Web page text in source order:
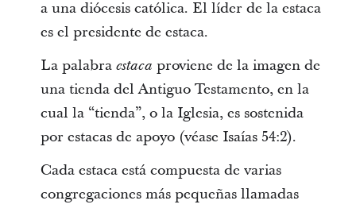
a una diócesis católica. El líder de la estaca
es el presidente de estaca.
La palabra estaca proviene de la imagen de
una tienda del Antiguo Testamento, en la
cual la “tienda”, o la Iglesia, es sostenida
por estacas de apoyo (véase Isaías 54:2).
Cada estaca está compuesta de varias
congregaciones más pequeñas llamadas